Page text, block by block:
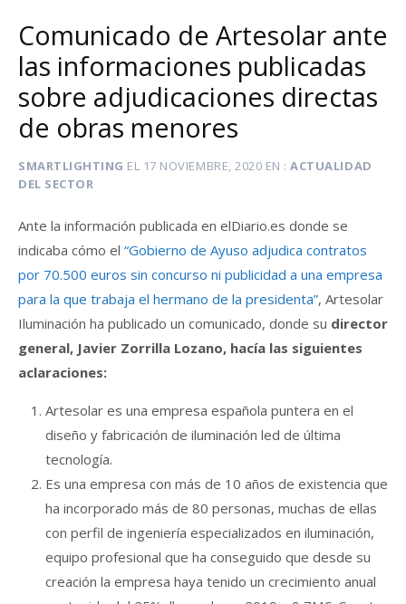
Comunicado de Artesolar ante
las informaciones publicadas
sobre adjudicaciones directas
de obras menores
SMARTLIGHTING EL 17 NOVIEMBRE, 2020 EN
ACTUALIDAD
DEL SECTOR
Ante la información publicada en elDiario.es donde se
indicaba cómo el “Gobierno de Ayuso adjudica contratos
por 70.500 euros sin concurso ni publicidad a una empresa
para la que trabaja el hermano de la presidenta”, Artesolar
Iluminación ha publicado un comunicado, donde su director
general, Javier Zorrilla Lozano, hacía las siguientes
aclaraciones:
Artesolar es una empresa española puntera en el
diseño y fabricación de iluminación led de última
tecnología.
Es una empresa con más de 10 años de existencia que
ha incorporado más de 80 personas, muchas de ellas
con perfil de ingeniería especializados en iluminación,
equipo profesional que ha conseguido que desde su
creación la empresa haya tenido un crecimiento anual